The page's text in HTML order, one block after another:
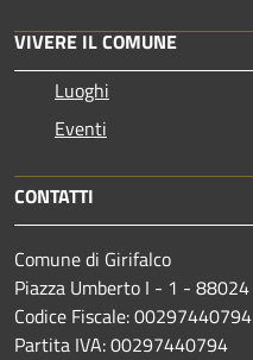
VIVERE IL COMUNE
Luoghi
Eventi
CONTATTI
Comune di Girifalco
Piazza Umberto I - 1 - 88024
Codice Fiscale: 00297440794
Partita IVA: 00297440794